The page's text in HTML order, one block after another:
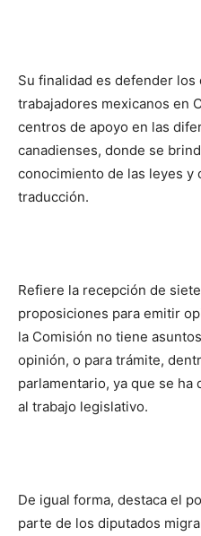
Su finalidad es defender
trabajadores mexicanos en
centros de apoyo en las
canadienses, donde se
conocimiento de las leyes y
traducción.
Refiere la recepción de
proposiciones para emitir
la Comisión no tiene
opinión, o para trámite,
parlamentario, ya que se
al trabajo legislativo.
De igual forma, destaca el
parte de los diputados